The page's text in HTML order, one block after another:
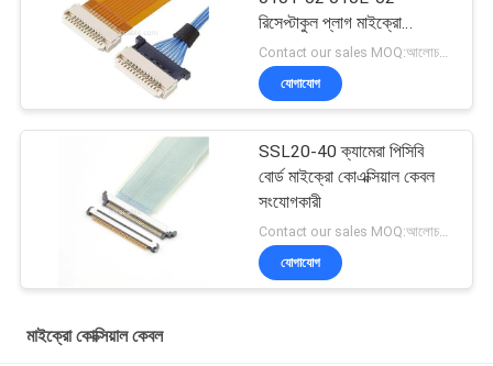
রিসেপ্টাকুল প্লাগ মাইক্রো
কোএক্সিয়াল ক্যাবল
Contact our sales MOQ:আলোচনাযোগ্য
যোগাযোগ
SSL20-40 ক্যামেরা পিসিবি
বোর্ড মাইক্রো কোএক্সিয়াল কেবল
সংযোগকারী
Contact our sales MOQ:আলোচনাযোগ্য
যোগাযোগ
মাইক্রো কোক্সিয়াল কেবল